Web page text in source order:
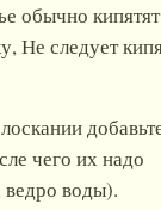
обычно
Не следует
чего их надо
ведро воды).